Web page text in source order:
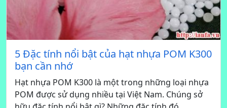
5 Đặc tính nổi bật của hạt nhựa POM K300
bạn cần nhớ
Hạt nhựa POM K300 là một trong những loại nhựa
POM được sử dụng nhiều tại Việt Nam. Chúng sở